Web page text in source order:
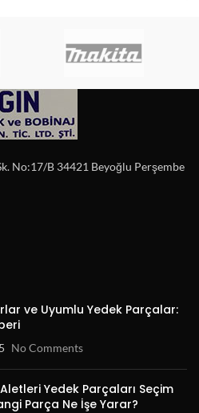
No:17/B 34421 Beyoğlu Perşembe
ve Uyumlu Yedek Parçalar:
No Comments
Yedek Parçaları Seçim
Parça Ne İşe Yarar?